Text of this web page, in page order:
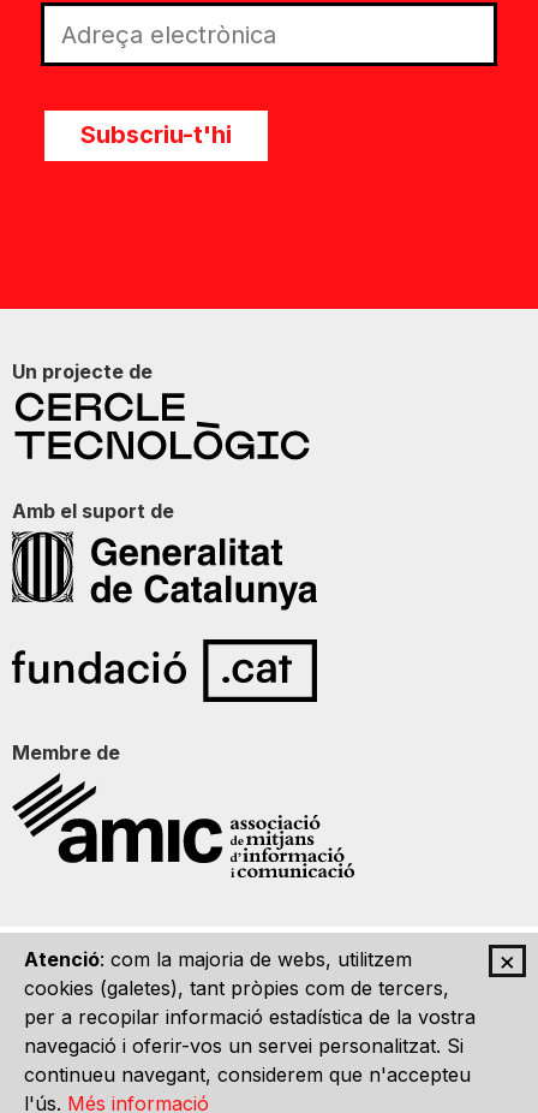
×
Atenció: com la majoria de webs, utilitzem
cookies (galetes), tant pròpies com de tercers,
per a recopilar informació estadística de la vostra
navegació i oferir-vos un servei personalitzat. Si
continueu navegant, considerem que n'accepteu
l'ús. Més informació
Subscriu-t'hi
Un projecte de
Amb el suport de
Membre de
Qui som Contacte Imatge Gràfica Avís legal